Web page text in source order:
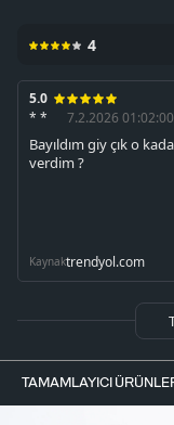
4
5.0
* *
7.2.2026 01:02:00
Bayıldım giy çık o
verdim ?
Kaynaktrendyol.com
TAMAMLAYICI